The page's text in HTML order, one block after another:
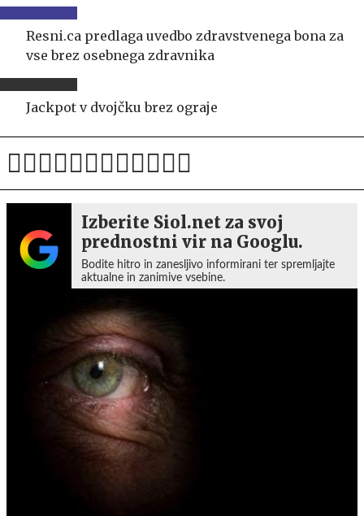
Resni.ca predlaga uvedbo zdravstvenega bona za
vse brez osebnega zdravnika
Jackpot v dvojčku brez ograje
Izberite Siol.net za svoj
prednostni vir na Googlu.
Bodite hitro in zanesljivo informirani ter spremljajte
aktualne in zanimive vsebine.